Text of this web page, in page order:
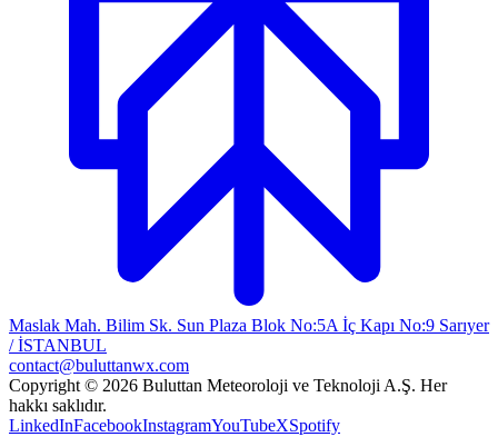
Maslak Mah. Bilim Sk. Sun Plaza Blok No:5A İç Kapı No:9 Sarıyer
/ İSTANBUL
contact@buluttanwx.com
Copyright © 2026 Buluttan Meteoroloji ve Teknoloji A.Ş. Her
hakkı saklıdır.
LinkedInFacebookInstagramYouTubeXSpotify